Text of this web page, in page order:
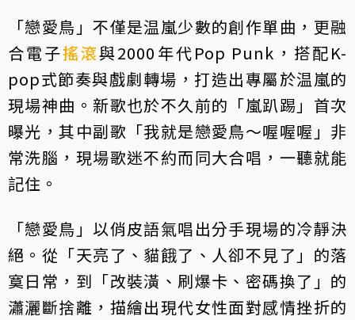
「戀愛鳥」不僅是温嵐少數的創作單曲，更融
合電子搖滾與2000年代Pop Punk，搭配K-
pop式節奏與戲劇轉場，打造出專屬於温嵐的
現場神曲。新歌也於不久前的「嵐趴踢」首次
曝光，其中副歌「我就是戀愛鳥～喔喔喔」非
常洗腦，現場歌迷不約而同大合唱，一聽就能
記住。
「戀愛鳥」以俏皮語氣唱出分手現場的冷靜決
絕。從「天亮了、貓餓了、人卻不見了」的落
寞日常，到「改裝潢、刷爆卡、密碼換了」的
瀟灑斷捨離，描繪出現代女性面對感情挫折的